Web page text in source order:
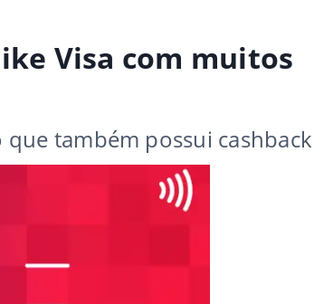
Visa com muitos
também possui cashback